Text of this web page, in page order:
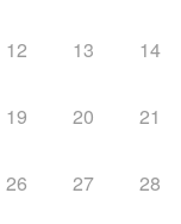
12 13 14
19 20 21
26 27 28